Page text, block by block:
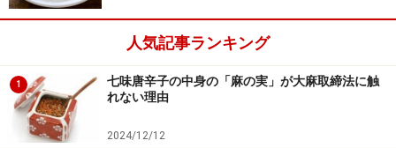
かし発酵食品の「賞味期限」はおいしく食べるための目
安として重要なのです。というのも、発酵食品は発酵を
止めることはせず、最も美味しいタイミングで出荷され
ているからです。あまりに発酵が進みすぎてしまうと、
臭いや外観が過度に変化し、おいしさが失われてしまう
ことがあります。また、おいしさがちょうどよい発酵状
人気記事ランキング
1
七味唐辛子の中身の「麻の実」が大麻取締法に触
れない理由
2024/12/12